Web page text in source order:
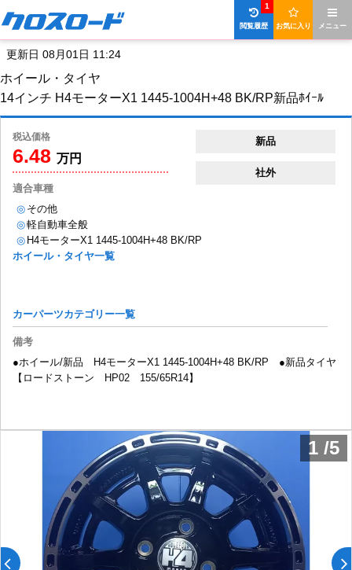
メニュー
お気に入り
閲覧履歴
1
更新日 08月01日 11:24
ホイール・タイヤ
14インチ H4モーターX1 1445-1004H+48 BK/RP新品ﾎｲｰﾙ
税込価格
6.48 万円
新品
社外
適合車種
◎ その他
◎軽自動車全般
◎ H4モーターX1 1445-1004H+48 BK/RP
ホイール・タイヤ一覧
カーパーツカテゴリー一覧
備考
●ホイール/新品 H4モーターX1 1445-1004H+48 BK/RP ●新品タイヤ
【ロードストーン HP02 155/65R14】
1 /5